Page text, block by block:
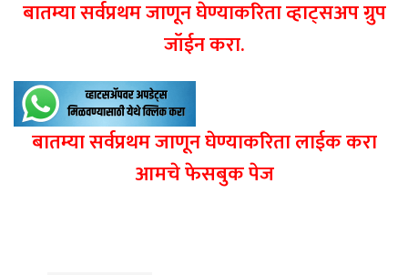
बातम्या सर्वप्रथम जाणून घेण्याकरिता व्हाट्सअप ग्रुप
जॉईन करा.
बातम्या सर्वप्रथम जाणून घेण्याकरिता लाईक करा
आमचे फेसबुक पेज